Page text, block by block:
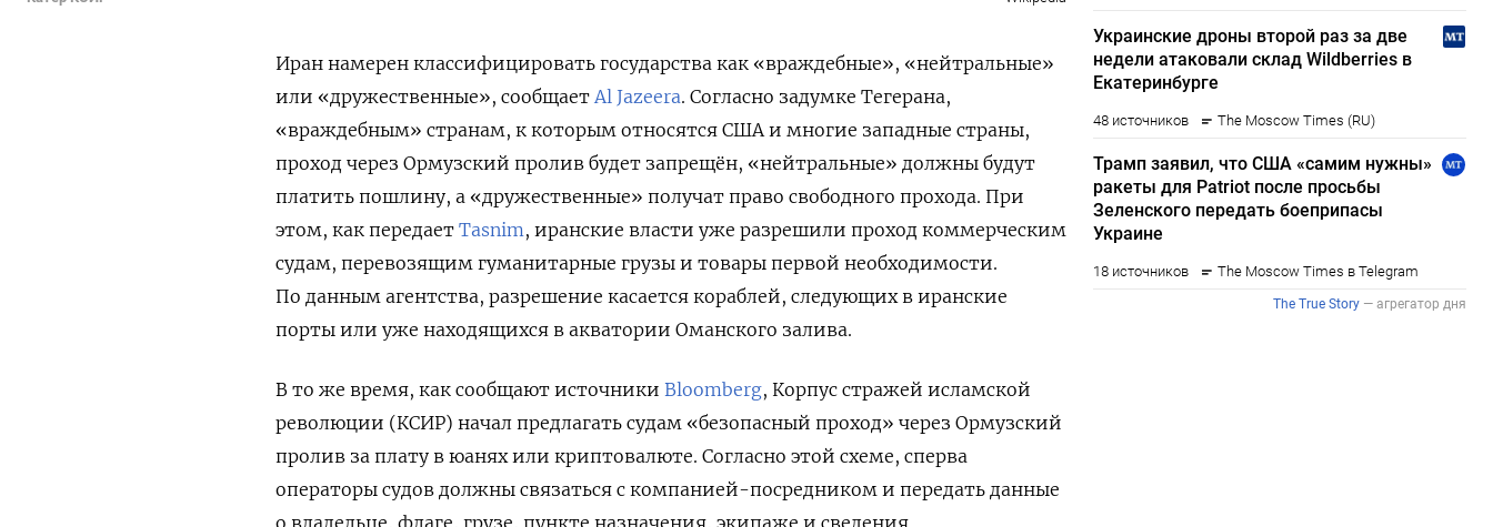
Иран намерен классифицировать государства как «враждебные», «нейтральные»
или «дружественные», сообщает Al Jazeera. Согласно задумке Тегерана,
«враждебным» странам, к которым относятся США и многие западные страны,
проход через Ормузский пролив будет запрещён, «нейтральные» должны будут
платить пошлину, а «дружественные» получат право свободного прохода. При
этом, как передает Tasnim , иранские власти уже разрешили проход коммерческим
судам, перевозящим гуманитарные грузы и товары первой необходимости.
По данным агентства, разрешение касается кораблей, следующих в иранские
порты или уже находящихся в акватории Оманского залива.
В то же время, как сообщают источники Bloomberg, Корпус стражей исламской
революции (КСИР) начал предлагать судам «безопасный проход» через Ормузский
пролив за плату в юанях или криптовалюте. Согласно этой схеме, сперва
операторы судов должны связаться с компанией-посредником и передать данные
о владельце, флаге, грузе, пункте назначения, экипаже и сведения